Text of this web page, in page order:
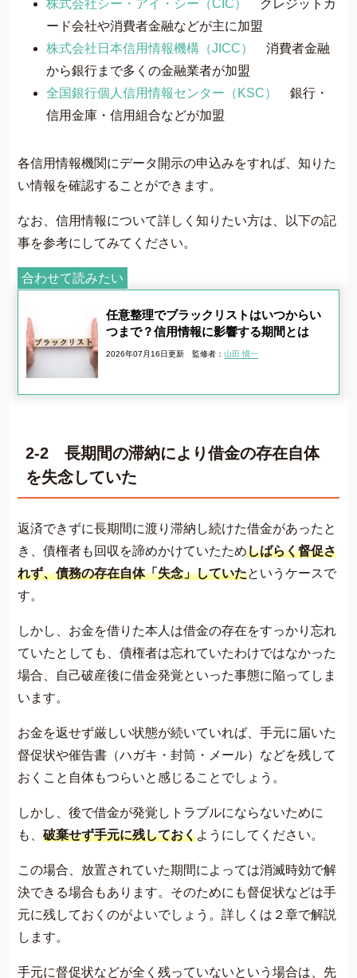
株式会社シー・アイ・シー（CIC）
クレジットカ
ード会社や消費者金融などが主に加盟
株式会社日本信用情報機構（JICC）
消費者金融
から銀行まで多くの金融業者が加盟
全国銀行個人信用情報センター（KSC）
銀行・
信用金庫・信用組合などが加盟
各信用情報機関にデータ開示の申込みをすれば、知りた
い情報を確認することができます。
なお、信用情報について詳しく知りたい方は、以下の記
事を参考にしてみてください。
合わせて読みたい
任意整理でブラックリストはいつからい
つまで？信用情報に影響する期間とは
2026年07月16日更新 監修者： 山田 愼一
2-2 長期間の滞納により借金の存在自体
を失念していた
返済できずに長期間に渡り滞納し続けた借金があったと
き、債権者も回収を諦めかけていたためしばらく督促さ
れず、債務の存在自体「失念」していたというケースで
す。
しかし、お金を借りた本人は借金の存在をすっかり忘れ
ていたとしても、債権者は忘れていたわけではなかった
場合、自己破産後に借金発覚といった事態に陥ってしま
います。
お金を返せず厳しい状態が続いていれば、手元に届いた
督促状や催告書（ハガキ・封筒・メール）などを残して
おくこと自体もつらいと感じることでしょう。
しかし、後で借金が発覚しトラブルにならないために
も、 破棄せず手元に残しておくようにしてください。
この場合、放置されていた期間によっては消滅時効で解
決できる場合もあります。そのためにも督促状などは手
元に残しておくのがよいでしょう。詳しくは２章で解説
します。
手元に督促状などが全く残っていないという場合は、先